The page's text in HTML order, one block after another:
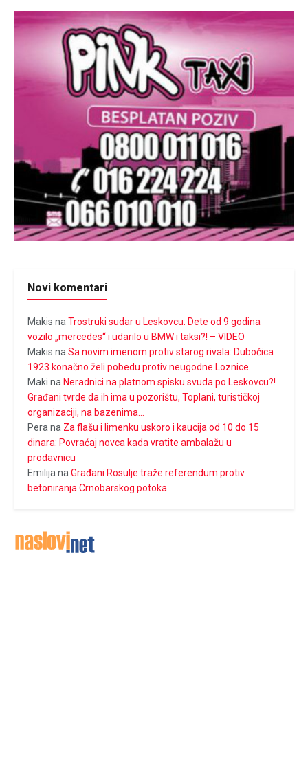
Novi komentari
Makis na Trostruki sudar u Leskovcu: Dete od 9 godina
vozilo „mercedes“ i udarilo u BMW i taksi?! – VIDEO
Makis na Sa novim imenom protiv starog rivala: Dubočica
1923 konačno želi pobedu protiv neugodne Loznice
Maki na Neradnici na platnom spisku svuda po Leskovcu?!
Građani tvrde da ih ima u pozorištu, Toplani, turističkoj
organizaciji, na bazenima…
Pera na Za flašu i limenku uskoro i kaucija od 10 do 15
dinara: Povraćaj novca kada vratite ambalažu u
prodavnicu
Emilija na Građani Rosulje traže referendum protiv
betoniranja Crnobarskog potoka